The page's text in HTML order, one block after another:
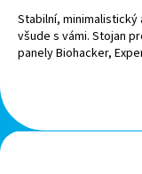
Stabilní, minimalistický
všude s vámi. Stojan
panely Biohacker,
Z